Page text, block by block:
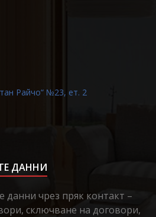
Райчо“ №23, ет. 2
ДАННИ
чрез пряк контакт –
сключване на договори,